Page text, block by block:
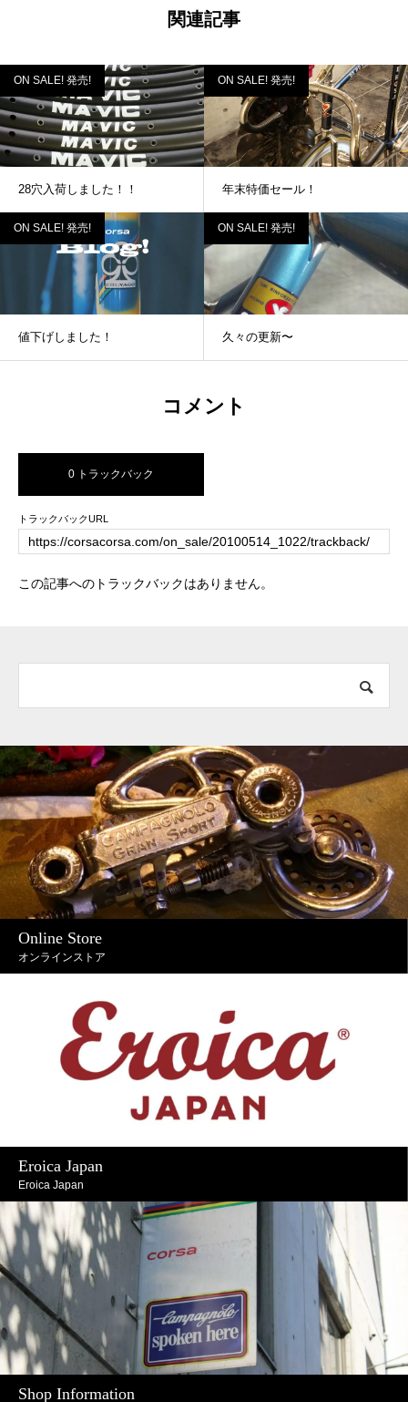
関連記事
ON SALE! 発売!
28穴入荷しました！！
ON SALE! 発売!
年末特価セール！
ON SALE! 発売!
値下げしました！
ON SALE! 発売!
久々の更新〜
コメント
0 トラックバック
トラックバックURL
この記事へのトラックバックはありません。
Online Store
オンラインストア
Eroica Japan
Eroica Japan
Shop Information